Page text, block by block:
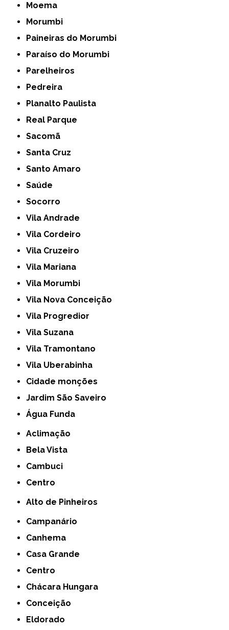
Moema
Morumbi
Paineiras do Morumbi
Paraíso do Morumbi
Parelheiros
Pedreira
Planalto Paulista
Real Parque
Sacomã
Santa Cruz
Santo Amaro
Saúde
Socorro
Vila Andrade
Vila Cordeiro
Vila Cruzeiro
Vila Mariana
Vila Morumbi
Vila Nova Conceição
Vila Progredior
Vila Suzana
Vila Tramontano
Vila Uberabinha
cidade monções
jardim São Saveiro
Água Funda
Aclimação
Bela Vista
Cambuci
Centro
Alto de Pinheiros
Campanário
Canhema
Casa Grande
Centro
Chácara Hungara
Conceição
Eldorado